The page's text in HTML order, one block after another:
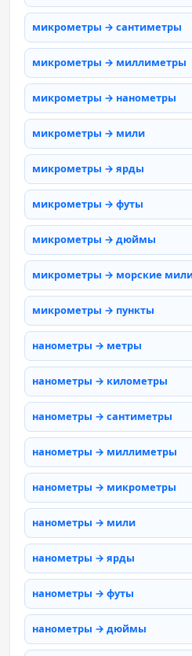
микрометры → сантиметры
микрометры → миллиметры
микрометры → нанометры
микрометры → мили
микрометры → ярды
микрометры → футы
микрометры → дюймы
микрометры → морские
микрометры → пункты
нанометры → метры
нанометры → километры
нанометры → сантиметры
нанометры → миллиметры
нанометры → микрометры
нанометры → мили
нанометры → ярды
нанометры → футы
нанометры → дюймы